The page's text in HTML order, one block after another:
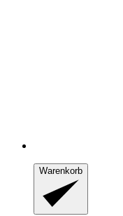
Warenkorb